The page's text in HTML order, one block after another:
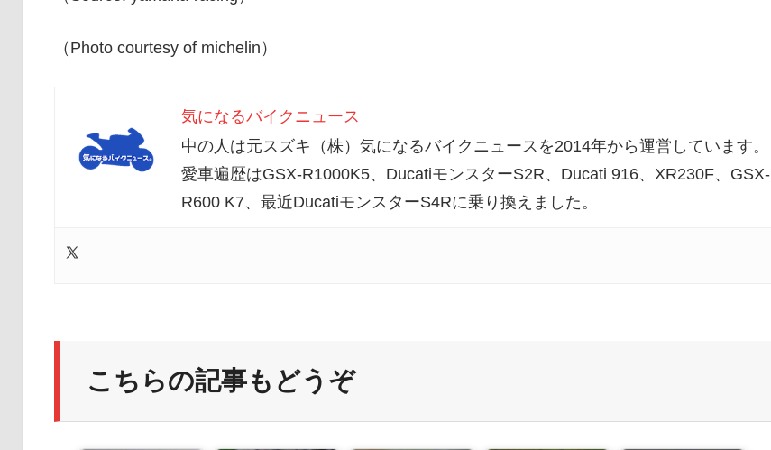
（Photo courtesy of michelin）
気になるバイクニュース
中の人は元スズキ（株）気になるバイクニュースを2014年から運営しています。
愛車遍歴はGSX-R1000K5、DucatiモンスターS2R、Ducati 916、XR230F、GSX-
R600 K7、最近DucatiモンスターS4Rに乗り換えました。
こちらの記事もどうぞ